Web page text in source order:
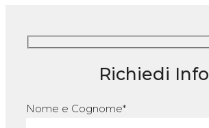
Richiedi Info
Nome e Cognome*